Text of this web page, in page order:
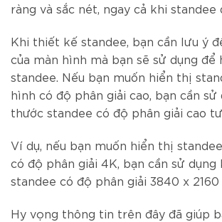
ràng và sắc nét, ngay cả khi standee
Khi thiết kế standee, bạn cần lưu ý
của màn hình mà bạn sẽ sử dụng để
standee. Nếu bạn muốn hiển thị
hình có độ phân giải cao, bạn cần sử
thước standee có độ phân giải cao
Ví dụ, nếu bạn muốn hiển thị
có độ phân giải 4K, bạn cần sử
standee có độ phân giải 3840 x 2160
Hy vọng thông tin trên đây đã giúp